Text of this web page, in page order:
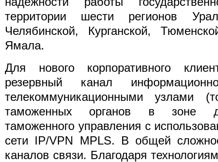
территории шести регионов
Челябинской, Курганской,
Ямала.
Для нового корпоративного
резервный канал
телекоммуникационными узлами
таможенных органов в зоне
таможенного управления с
сети IP/VPN MPLS. В общей
каналов связи. Благодаря